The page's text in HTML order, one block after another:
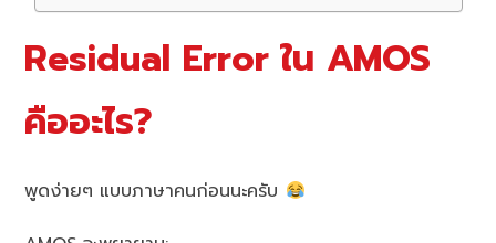
Residual Error ใน AMOS
คืออะไร?
พูดง่ายๆ แบบภาษาคนก่อนนะครับ